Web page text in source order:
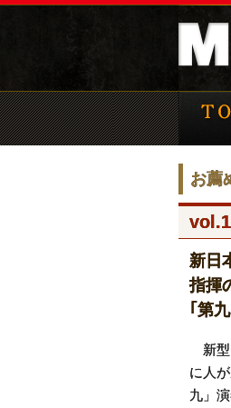
お薦
新日
指揮
｢第
新型
に人
九」